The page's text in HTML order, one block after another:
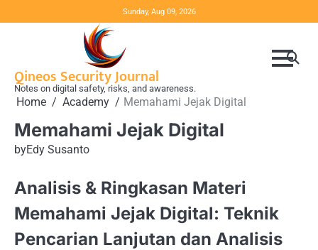
to
Sunday, Aug 09, 2026
Qineos Security Journal
Notes on digital safety, risks, and awareness.
Home Academy Memahami Jejak Digital
Memahami Jejak Digital
byEdy Susanto
Analisis & Ringkasan Materi
Memahami Jejak Digital: Teknik
Pencarian Lanjutan dan Analisis